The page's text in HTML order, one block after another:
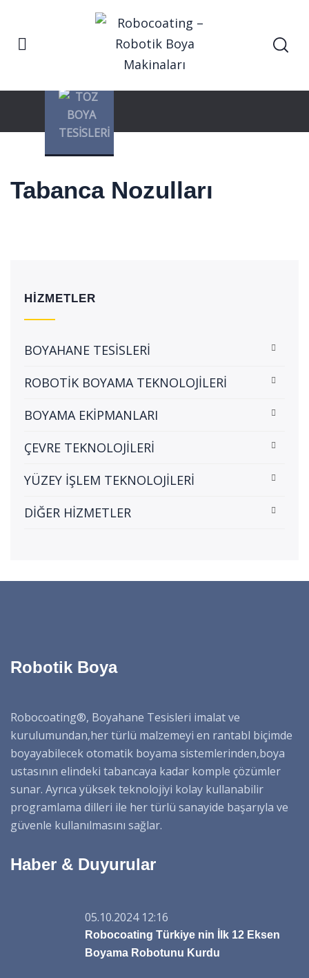
Tabanca Nozulları
Tabanca Nozulları
HİZMETLER
BOYAHANE TESİSLERİ
ROBOTİK BOYAMA TEKNOLOJİLERİ
BOYAMA EKİPMANLARI
ÇEVRE TEKNOLOJİLERİ
YÜZEY İŞLEM TEKNOLOJİLERİ
DİĞER HİZMETLER
Robotik Boya
Robocoating®, Boyahane Tesisleri imalat ve
kurulumundan,her türlü malzemeyi en rantabl biçimde
boyayabilecek otomatik boyama sistemlerinden,boya
ustasının elindeki tabancaya kadar komple çözümler
sunar. Ayrıca yüksek teknolojiyi kolay kullanabilir
programlama dilleri ile her türlü sanayide başarıyla ve
güvenle kullanılmasını sağlar.
Haber & Duyurular
05.10.2024 12:16
Robocoating Türkiye nin İlk 12 Eksen
Boyama Robotunu Kurdu